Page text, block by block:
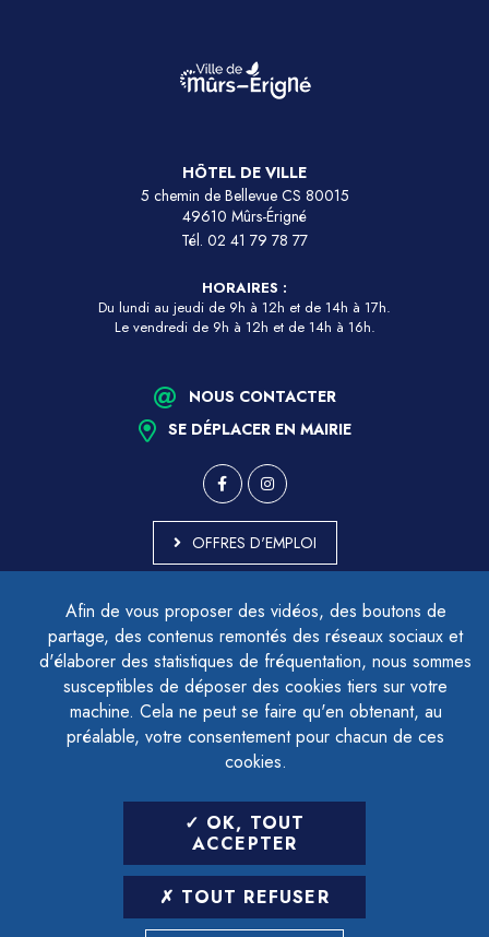
Afin de vous proposer des vidéos, des boutons de
partage, des contenus remontés des réseaux sociaux et
d'élaborer des statistiques de fréquentation, nous sommes
susceptibles de déposer des cookies tiers sur votre
machine. Cela ne peut se faire qu'en obtenant, au
préalable, votre consentement pour chacun de ces
cookies.
OK, TOUT
ACCEPTER
TOUT REFUSER
HÔTEL DE VILLE
5 chemin de Bellevue CS 80015
49610 Mûrs-Érigné
Tél. 02 41 79 78 77
HORAIRES :
Du lundi au jeudi de 9h à 12h et de 14h à 17h.
Le vendredi de 9h à 12h et de 14h à 16h.
NOUS CONTACTER
SE DÉPLACER EN MAIRIE
OFFRES D'EMPLOI
ACCESSIBILITÉ - PARTIELLEMENT CONFORME
PLAN DU SITE
MENTIONS LÉGALES
CONTACTER LE DÉLÉGUÉ À LA PROTECTION DES DONNÉES
GESTION DES COOKIES
LETTRE D'INFORMATION
SAISIR VOTRE ADRESSE E-MAIL
POUR VOUS INSCRIRE :
ARCHIVES DÉSINSCRIPTION